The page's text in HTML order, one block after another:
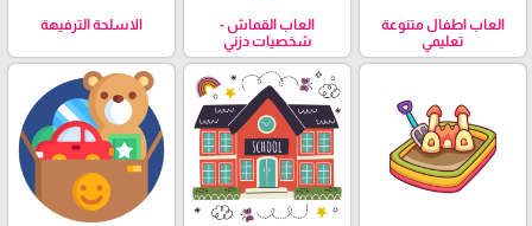
العاب اطفال متنوعة
تعليمي
العاب القماش -
شخصيات دزني
الاسلحة الترفيهة